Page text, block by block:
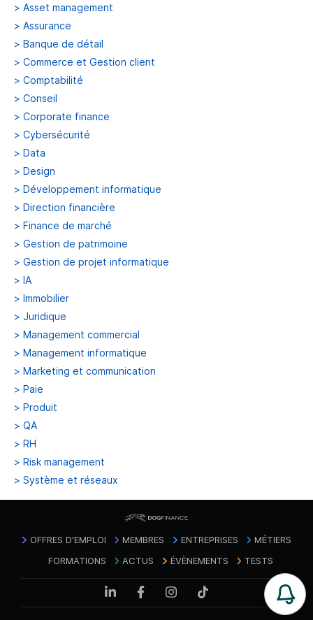
> Asset management
> Assurance
> Banque de détail
> Commerce et Gestion client
> Comptabilité
> Conseil
> Corporate finance
> Cybersécurité
> Data
> Design
> Développement informatique
> Direction financière
> Finance de marché
> Gestion de patrimoine
> Gestion de projet informatique
> IA
> Immobilier
> Juridique
> Management commercial
> Management informatique
> Marketing et communication
> Paie
> Produit
> QA
> RH
> Risk management
> Système et réseaux
OFFRES D'EMPLOI MEMBRES ENTREPRISES
MÉTIERS
FORMATIONS
ACTUS ÉVÈNEMENTS TESTS